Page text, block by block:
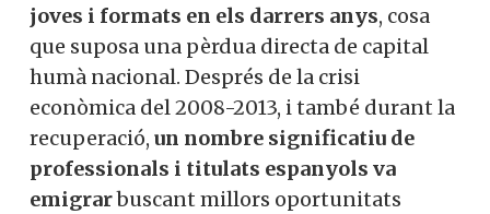
joves i formats en els darrers anys, cosa
que suposa una pèrdua directa de capital
humà nacional. Després de la crisi
econòmica del 2008-2013, i també durant la
recuperació, un nombre significatiu de
professionals i titulats espanyols va
emigrarbuscant millors oportunitats